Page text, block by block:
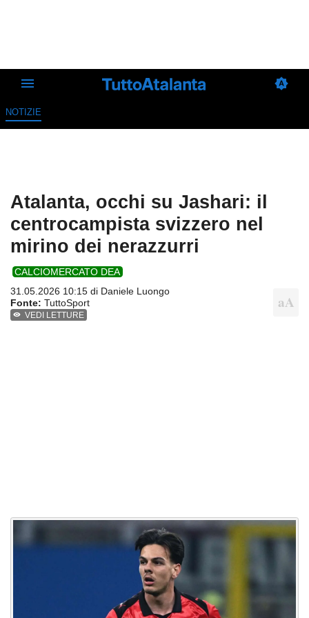
NOTIZIE
Atalanta, occhi su Jashari: il
centrocampista svizzero nel
mirino dei nerazzurri
CALCIOMERCATO DEA
31.05.2026 10:15 di Daniele Luongo
Fonte: TuttoSport
VEDI LETTURE